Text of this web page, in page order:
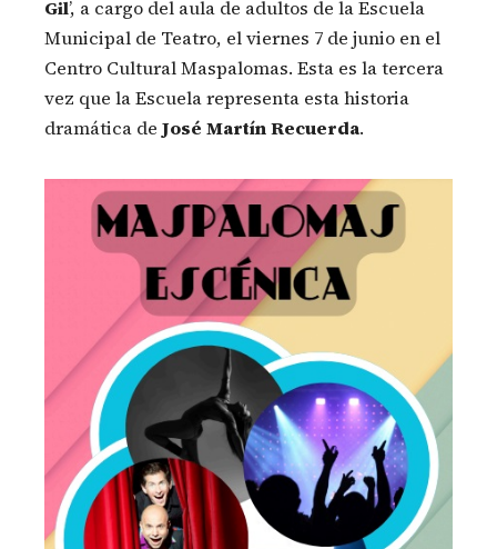
Gil’, a cargo del aula de adultos de la Escuela
Municipal de Teatro, el viernes 7 de junio en el
Centro Cultural Maspalomas. Esta es la tercera
vez que la Escuela representa esta historia
dramática de José Martín Recuerda.